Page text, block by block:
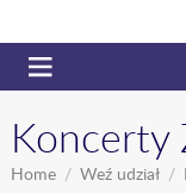
Koncerty
Home Weź udział